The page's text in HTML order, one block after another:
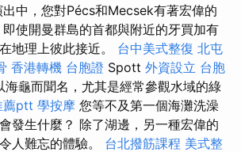
中，您對Pécs和Mecsek有著宏偉的
使開曼群島的首都與附近的牙買加有
地理上彼此接近。 台中美式整復 北屯
香港轉機 台胞證 Spott 外資設立 台胞
海龜而聞名，尤其是經常參觀水域的綠
薦ptt 學按摩 您等不及第一個海灘洗澡
發生什麼？ 除了湖邊，另一種宏偉的
人難忘的體驗。 台北撥筋課程 美式整